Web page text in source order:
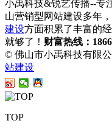
小禹科技&锐艺传播--专
山营销型网站建设多年
建设方面积累了丰富的
就够了！ 财富热线：
© 佛山市小禹科技有
站建设
TOP